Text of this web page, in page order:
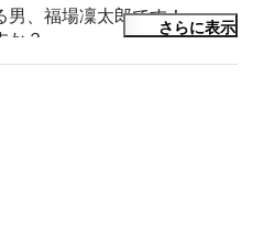
男、福場凜太郎です！
？」
」と答えられますか？
お待ちしております！
さらに表示